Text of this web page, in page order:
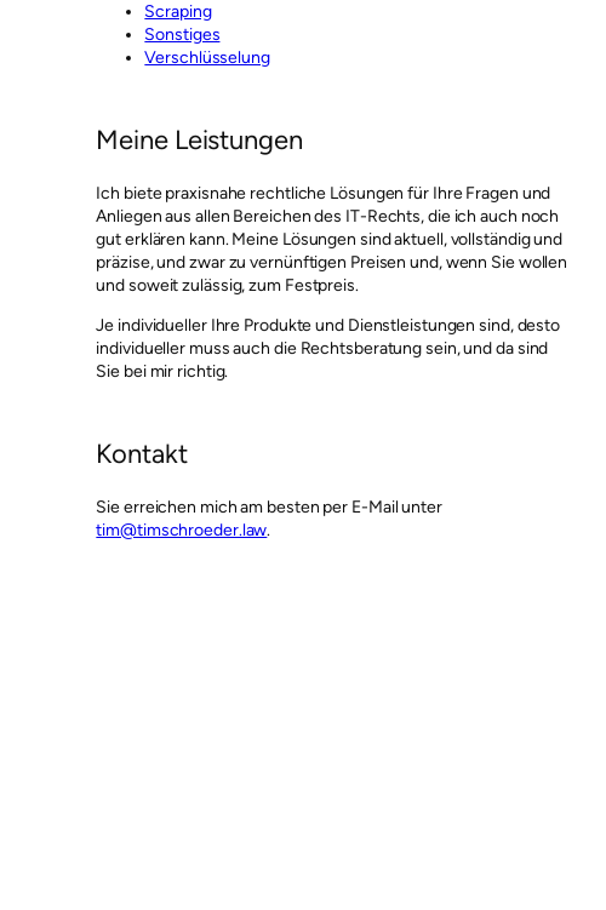
Scraping
Sonstiges
Verschlüsselung
Meine Leistungen
Ich biete praxisnahe rechtliche Lösungen für Ihre Fragen und
Anliegen aus allen Bereichen des IT-Rechts, die ich auch noch
gut erklären kann. Meine Lösungen sind aktuell, vollständig und
präzise, und zwar zu vernünftigen Preisen und, wenn Sie wollen
und soweit zulässig, zum Festpreis.
Je individueller Ihre Produkte und Dienstleistungen sind, desto
individueller muss auch die Rechtsberatung sein, und da sind
Sie bei mir richtig.
Kontakt
Sie erreichen mich am besten per E-Mail unter
tim@timschroeder.law.